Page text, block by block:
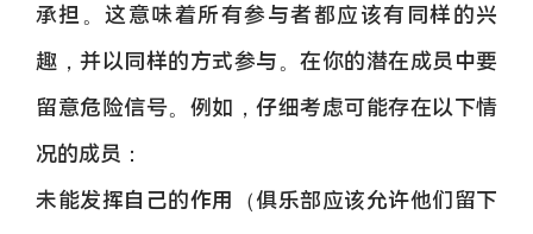
承担。这意味着所有参与者都应该有同样的兴
趣，并以同样的方式参与。在你的潜在成员中要
留意危险信号。例如，仔细考虑可能存在以下情
况的成员：
未能发挥自己的作用（俱乐部应该允许他们留下